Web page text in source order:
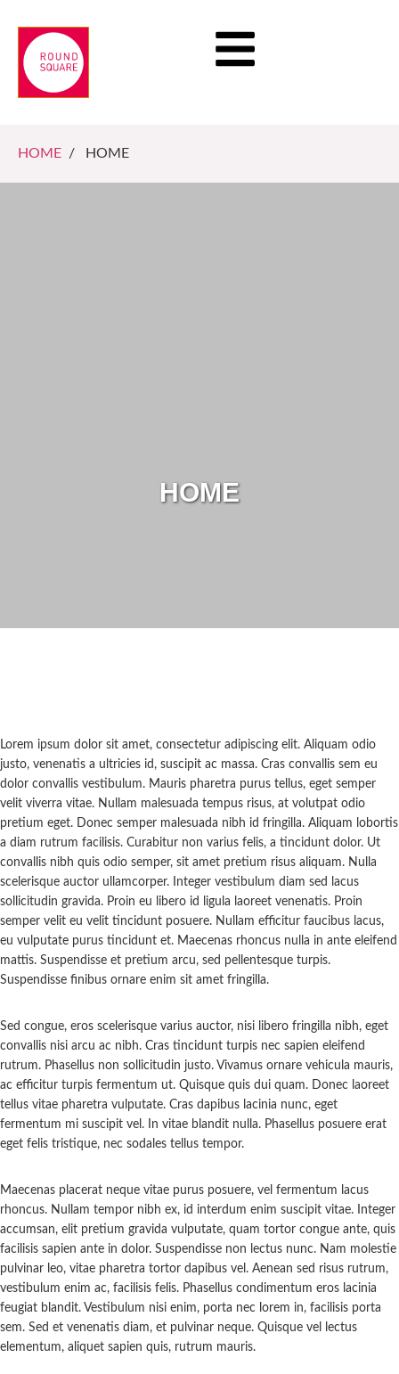
HOME / HOME
HOME
Lorem ipsum dolor sit amet, consectetur adipiscing elit. Aliquam odio
justo, venenatis a ultricies id, suscipit ac massa. Cras convallis sem eu
dolor convallis vestibulum. Mauris pharetra purus tellus, eget semper
velit viverra vitae. Nullam malesuada tempus risus, at volutpat odio
pretium eget. Donec semper malesuada nibh id fringilla. Aliquam lobortis
a diam rutrum facilisis. Curabitur non varius felis, a tincidunt dolor. Ut
convallis nibh quis odio semper, sit amet pretium risus aliquam. Nulla
scelerisque auctor ullamcorper. Integer vestibulum diam sed lacus
sollicitudin gravida. Proin eu libero id ligula laoreet venenatis. Proin
semper velit eu velit tincidunt posuere. Nullam efficitur faucibus lacus,
eu vulputate purus tincidunt et. Maecenas rhoncus nulla in ante eleifend
mattis. Suspendisse et pretium arcu, sed pellentesque turpis.
Suspendisse finibus ornare enim sit amet fringilla.
Sed congue, eros scelerisque varius auctor, nisi libero fringilla nibh, eget
convallis nisi arcu ac nibh. Cras tincidunt turpis nec sapien eleifend
rutrum. Phasellus non sollicitudin justo. Vivamus ornare vehicula mauris,
ac efficitur turpis fermentum ut. Quisque quis dui quam. Donec laoreet
tellus vitae pharetra vulputate. Cras dapibus lacinia nunc, eget
fermentum mi suscipit vel. In vitae blandit nulla. Phasellus posuere erat
eget felis tristique, nec sodales tellus tempor.
Maecenas placerat neque vitae purus posuere, vel fermentum lacus
rhoncus. Nullam tempor nibh ex, id interdum enim suscipit vitae. Integer
accumsan, elit pretium gravida vulputate, quam tortor congue ante, quis
facilisis sapien ante in dolor. Suspendisse non lectus nunc. Nam molestie
pulvinar leo, vitae pharetra tortor dapibus vel. Aenean sed risus rutrum,
vestibulum enim ac, facilisis felis. Phasellus condimentum eros lacinia
feugiat blandit. Vestibulum nisi enim, porta nec lorem in, facilisis porta
sem. Sed et venenatis diam, et pulvinar neque. Quisque vel lectus
elementum, aliquet sapien quis, rutrum mauris.